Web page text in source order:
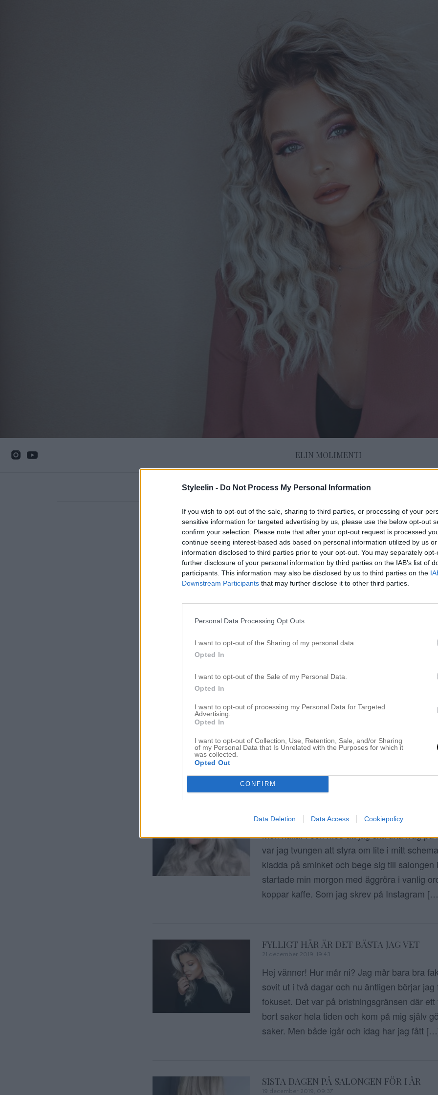
Styleelin - Do Not Process My Personal Information
If you wish to opt-out of the sale, sharing to third parties, or processing of your
sensitive information for targeted advertising by us, please use the below opt-out
confirm your selection. Please note that after your opt-out request is processed
continue seeing interest-based ads based on personal information utilized by us
information disclosed to third parties prior to your opt-out. You may separately
further disclosure of your personal information by third parties on the IAB’s list of
participants. This information may also be disclosed by us to third parties on the
Downstream Participants that may further disclose it to other third parties.
Personal Data Processing Opt Outs
I want to opt-out of the Sharing of my personal data.
Opted In
I want to opt-out of the Sale of my Personal Data.
Opted In
I want to opt-out of processing my Personal Data for Targeted
Advertising.
Opted In
I want to opt-out of Collection, Use, Retention, Sale, and/or Sharing
of my Personal Data that Is Unrelated with the Purposes for which it
was collected.
Opted Out
CONFIRM
Data Deletion Data Access Cookiepolicy
ELIN MOLIMENTI
NU TAR JAG SEMESTER
28 december 2019, 16:54
Hej vänner! Hur mår ni? Njuter ni av lugn och
Jag sover, äter och försöker varva ner så
ordning brukar jag tipsa er om allt som har
men efter en höst/vinter med så mycket
påfrestningar klarar jag inte av […]
26 december 2019, 16:58
Jul & God Fortsättning! Hur mår ni? Hur har
Instagram så har inte min planering varit
22 december 2019, 20:16
Men hallå! I och med att jag ska åka iväg på
var jag tvungen att styra om lite i mitt
kladda på sminket och bege sig till salongen
startade min morgon med äggröra i vanlig
koppar kaffe. Som jag skrev på Instagram
FYLLIGT HÅR ÄR DET BÄSTA JAG VET
21 december 2019, 19:43
Hej vänner! Hur mår ni? Jag mår bara bra
sovit ut i två dagar och nu äntligen börjar jag
fokuset. Det var på bristningsgränsen där
bort saker hela tiden och kom på mig själv
saker. Men både igår och idag har jag fått
SISTA DAGEN PÅ SALONGEN FÖR I ÅR
19 december 2019, 09:37